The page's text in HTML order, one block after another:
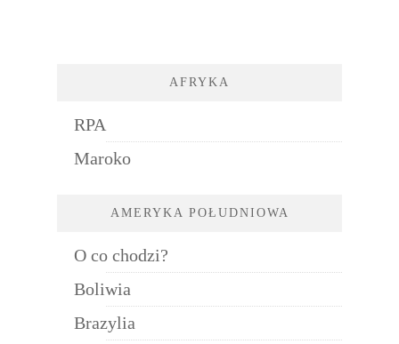
AFRYKA
RPA
Maroko
AMERYKA POŁUDNIOWA
O co chodzi?
Boliwia
Brazylia